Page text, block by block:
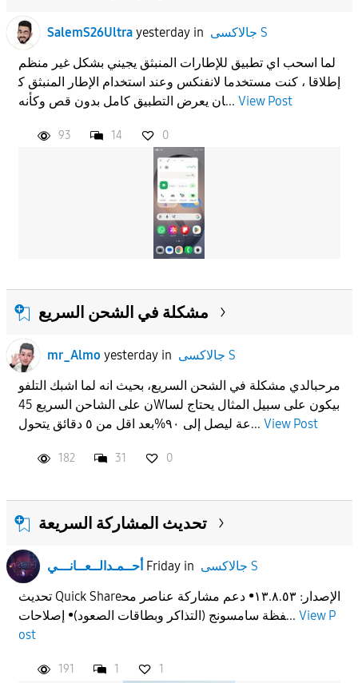
SalemS26Ultra yesterdayin
جالاكسى S
لما اسحب اي تطبيق للإطارات المنبثق يجيني بشكل غير منظم
إطلاقا ، كنت مستخدما لانفنكس وعند استخدام الإطار المنبثق ك
ان يعرض التطبيق كامل بدون قص وكأنه... View Post
93 14 0
مشكلة في الشحن السريع
mr_Almo yesterdayin
جالاكسى S
مرحبالدي مشكلة في الشحن السريع، بحيث انه لما اشبك التلفو
ن على الشاحن السريع 45Wبيكون على سبيل المثال يحتاج لسا
عة ليصل إلى ٩٠%بعد اقل من ٥ دقائق يتحول... View Post
182 31 0
تحديث المشاركة السريعة
أحــمـدالــعــانـــي Fridayin
جالاكسى S
تحديث Quick Shareالإصدار: ١٣.٨.٥٣• دعم مشاركة عناصر مح
فظة سامسونج (التذاكر وبطاقات الصعود)• إصلاحات... View P
ost
191 1 1